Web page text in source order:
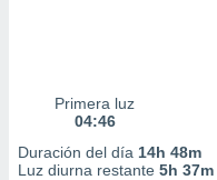
Primera luz
04:46
Duración del día 14h 48m
Luz diurna restante 5h 37m